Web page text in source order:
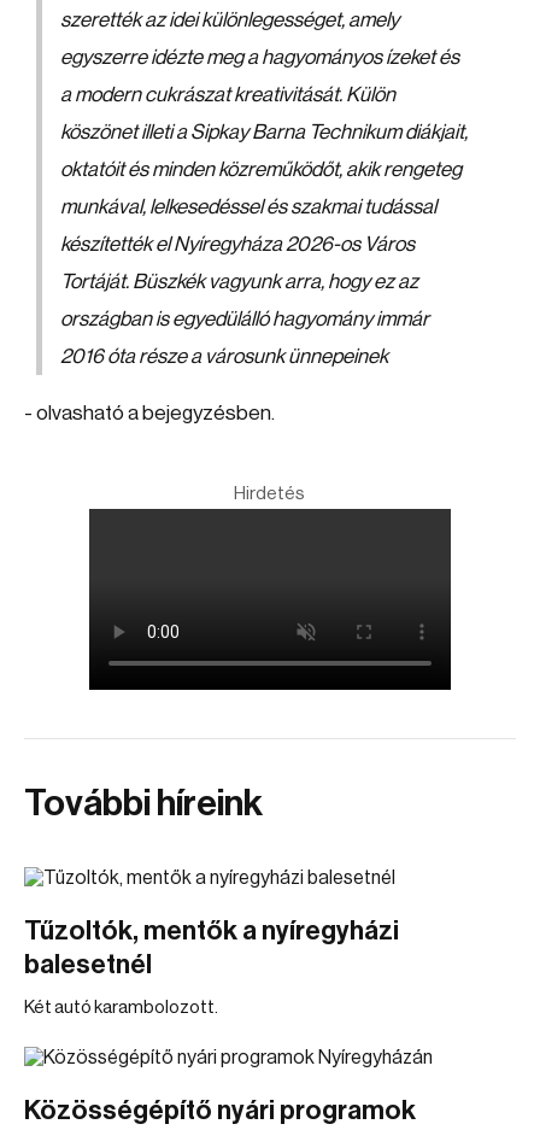
szerették az idei különlegességet, amely
egyszerre idézte meg a hagyományos ízeket és
a modern cukrászat kreativitását. Külön
köszönet illeti a Sipkay Barna Technikum diákjait,
oktatóit és minden közreműködőt, akik rengeteg
munkával, lelkesedéssel és szakmai tudással
készítették el Nyíregyháza 2026-os Város
Tortáját. Büszkék vagyunk arra, hogy ez az
országban is egyedülálló hagyomány immár
2016 óta része a városunk ünnepeinek
- olvasható a bejegyzésben.
Hirdetés
További híreink
Tűzoltók, mentők a nyíregyházi
balesetnél
Két autó karambolozott.
Közösségépítő nyári programok